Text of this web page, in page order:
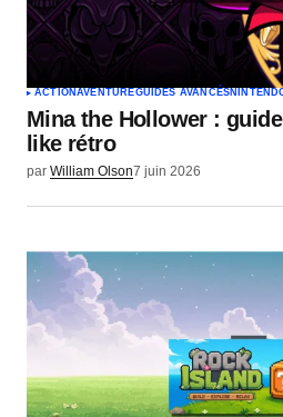
ACTIONAVENTUREGUIDES AVANCÉS
Mina the Hollower :
like rétro
par William Olson7 juin 2026